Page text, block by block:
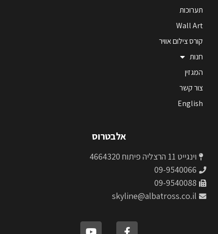
תערוכות
Wall Art
קורס צילום אוויר
חנות
המגזין
צור קשר
English
אלבטרוס
וינגייט 11 הרצליה פיתוח 4664320
09-9540066
09-9540088
skyline@albatross.co.il